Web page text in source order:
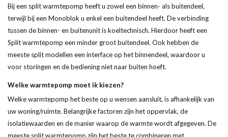
Bij een split warmtepomp heeft u zowel een binnen- als buitendeel,
terwijl bij een Monoblok u enkel een buitendeel heeft. De verbinding
tussen de binnen- en buitenunit is koeltechnisch. Hierdoor heeft een
Split warmtepomp een minder groot buitendeel. Ook hebben de
meeste split modellen een interface op het binnendeel, waardoor u
voor storingen en de bediening niet naar buiten hoeft.
Welke warmtepomp moet ik kiezen?
Welke warmtepomp het beste op u wensen aansluit, is afhankelijk van
uw woning/ruimte. Belangrijke factoren zijn het oppervlak, de
isolatiewaarden en de manier waarop de warmte wordt afgegeven. De